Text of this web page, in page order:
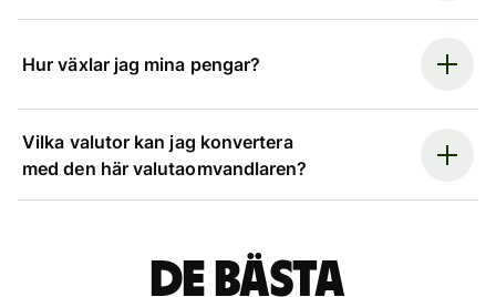
Hur växlar jag mina pengar?
Vilka valutor kan jag konvertera
med den här valutaomvandlaren?
De bästa